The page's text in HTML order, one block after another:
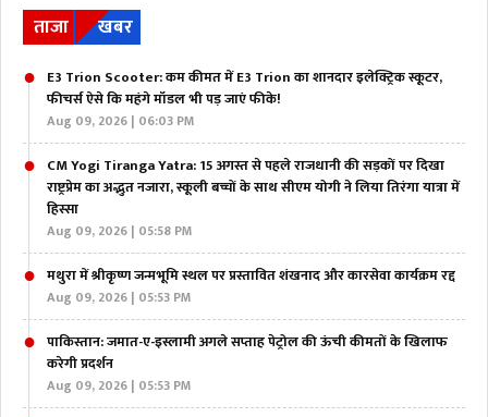
ताजा खबर
E3 Trion Scooter: कम कीमत में E3 Trion का शानदार इलेक्ट्रिक स्कूटर,
फीचर्स ऐसे कि महंगे मॉडल भी पड़ जाएं फीके!
Aug 09, 2026 | 06:03 PM
CM Yogi Tiranga Yatra: 15 अगस्त से पहले राजधानी की सड़कों पर दिखा
राष्ट्रप्रेम का अद्भुत नजारा, स्कूली बच्चों के साथ सीएम योगी ने लिया तिरंगा यात्रा में
हिस्सा
Aug 09, 2026 | 05:58 PM
मथुरा में श्रीकृष्ण जन्मभूमि स्थल पर प्रस्तावित शंखनाद और कारसेवा कार्यक्रम रद्द
Aug 09, 2026 | 05:53 PM
पाकिस्तान: जमात-ए-इस्लामी अगले सप्ताह पेट्रोल की ऊंची कीमतों के खिलाफ
करेगी प्रदर्शन
Aug 09, 2026 | 05:53 PM